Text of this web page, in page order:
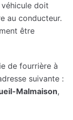
véhicule doit
au conducteur.
être
de fourrière à
suivante :
Malmaison,